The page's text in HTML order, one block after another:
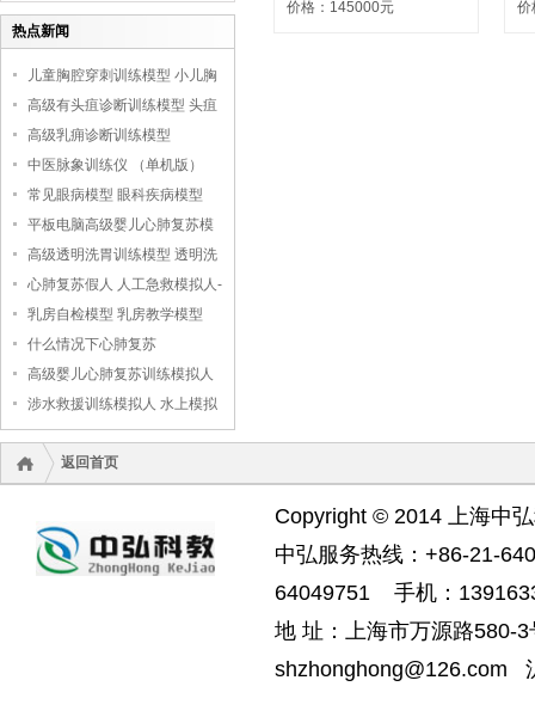
热点新闻
儿童胸腔穿刺训练模型 小儿胸
腔培训模型
高级有头疽诊断训练模型 头疽
诊断教学模型
高级乳痈诊断训练模型
中医脉象训练仪 （单机版）
常见眼病模型 眼科疾病模型
平板电脑高级婴儿心肺复苏模
拟人
高级透明洗胃训练模型 透明洗
胃模型
心肺复苏假人 人工急救模拟人-
-上海中弘科教公司
乳房自检模型 乳房教学模型
什么情况下心肺复苏
高级婴儿心肺复苏训练模拟人
（无线版），婴儿心肺复苏模
拟人
涉水救援训练模拟人 水上模拟
救援假人
价格： 145000元
价
返回首页
Copyright © 2014 上海中
中弘服务热线：+86-21-
64049751 手机：
地 址：上海市万源路
shzhonghong@126.com